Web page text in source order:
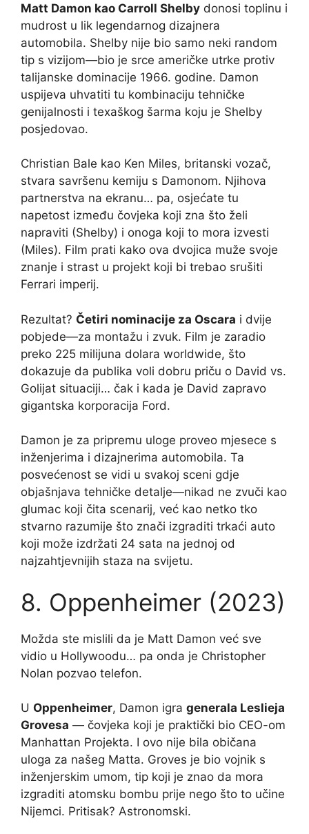
Matt Damon kao Carroll Shelby donosi toplinu i
mudrost u lik legendarnog dizajnera
automobila. Shelby nije bio samo neki random
tip s vizijom—bio je srce američke utrke protiv
talijanske dominacije 1966. godine. Damon
uspijeva uhvatiti tu kombinaciju tehničke
genijalno​sti i texaškog šarma koju je Shelby
posjedovao.
Christian Bale kao Ken Miles, britanski vozač,
stvara savršenu kemiju s Damonom. Njihova
partnerstva na ekranu… pa, osjećate tu
napetost između čovjeka koji zna što želi
napraviti (Shelby) i onoga koji to mora izvesti
(Miles). Film prati kako ova dvojica muže svoje
znanje i strast u projekt koji bi trebao srušiti
Ferrari imperij.
Rezultat? Četiri nominacije za Oscara i dvije
pobjede—za montažu i zvuk. Film je zaradio
preko 225 milijuna dolara worldwide, što
dokazuje da publika voli dobru priču o David vs.
Golijat situaciji… čak i kada je David zapravo
gigantska korporacija Ford.
Damon je za pripremu uloge proveo mjesece s
inženjerima i dizajnerima automobila. Ta
posvećenost se vidi u svakoj sceni gdje
objašnjava tehničke detalje—nikad ne zvuči kao
glumac koji čita scenarij, već kao netko tko
stvarno razumije što znači izgraditi trkaći auto
koji može izdržati 24 sata na jednoj od
najzahtjevnijih staza na svijetu.
8. Oppenheimer (2023)
Možda ste mislili da je Matt Damon već sve
vidio u Hollywoodu… pa onda je Christopher
Nolan pozvao telefon.
U Oppenheimer, Damon igra generala Leslieja
Grovesa — čovjeka koji je praktički bio CEO-om
Manhattan Projekta. I ovo nije bila običana
uloga za našeg Matta. Groves je bio vojnik s
inženjerskim umom, tip koji je znao da mora
izgraditi atomsku bombu prije nego što to učine
Nijemci. Pritisak? Astronomski.